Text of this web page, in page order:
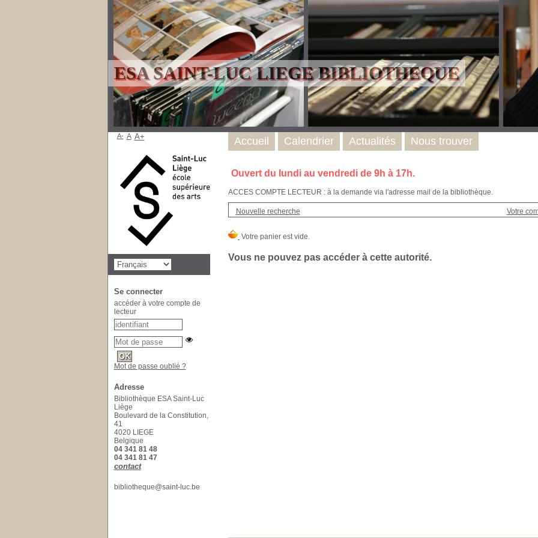
ESA SAINT-LUC LIEGE BIBLIOTHEQUE
Ouvert du lundi au vendredi de 9h à 17h.
ACCES COMPTE LECTEUR : à la demande via l'adresse mail de la bibliothèque.
Nouvelle recherche Votre
Vous ne pouvez pas accéder à cette autorité.
Accueil Calendrier Actualités Nous trouver
A- A A+
Se connecter
accéder à votre compte de
lecteur
Mot de passe oublié ?
Adresse
Bibliothèque ESA Saint-Luc
Liège
Boulevard de la Constitution,
41
4020 LIEGE
Belgique
04 341 81 48
04 341 81 47
contact
bibliotheque@saint-luc.be